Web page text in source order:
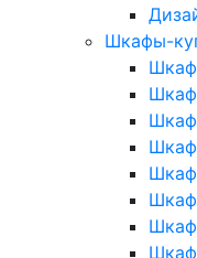
Шкафы-